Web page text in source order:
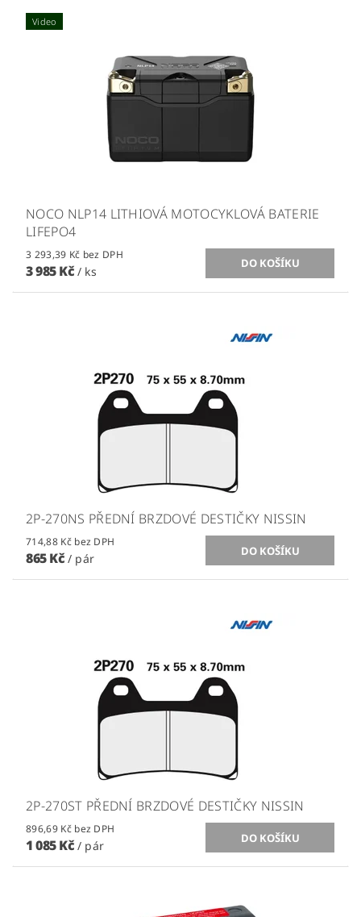
Video
NOCO NLP14 LITHIOVÁ MOTOCYKLOVÁ BATERIE
LIFEPO4
3 293,39 Kč bez DPH
3 985 Kč / ks
2P-270NS PŘEDNÍ BRZDOVÉ DESTIČKY NISSIN
714,88 Kč bez DPH
865 Kč / pár
2P-270ST PŘEDNÍ BRZDOVÉ DESTIČKY NISSIN
896,69 Kč bez DPH
1 085 Kč / pár